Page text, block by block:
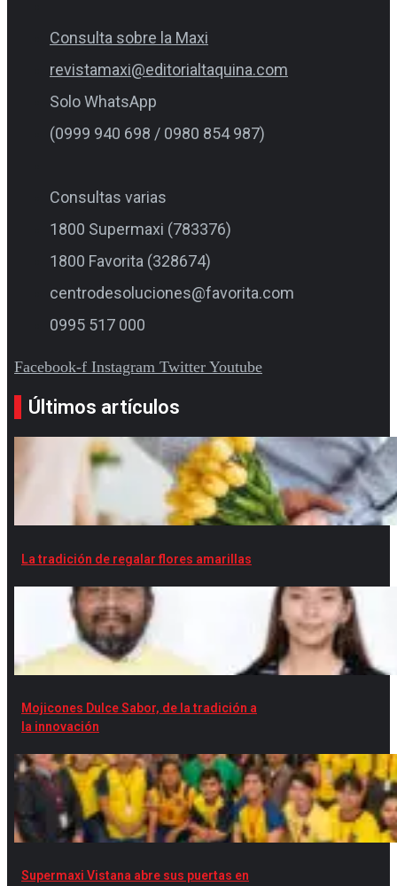
Consulta sobre la Maxi
revistamaxi@editorialtaquina.com
Solo WhatsApp
(0999 940 698 / 0980 854 987)
Consultas varias
1800 Supermaxi (783376)
1800 Favorita (328674)
centrodesoluciones@favorita.com
0995 517 000
Facebook-f Instagram Twitter Youtube
Últimos artículos
La tradición de regalar flores amarillas
Mojicones Dulce Sabor, de la tradición a
la innovación
Supermaxi Vistana abre sus puertas en